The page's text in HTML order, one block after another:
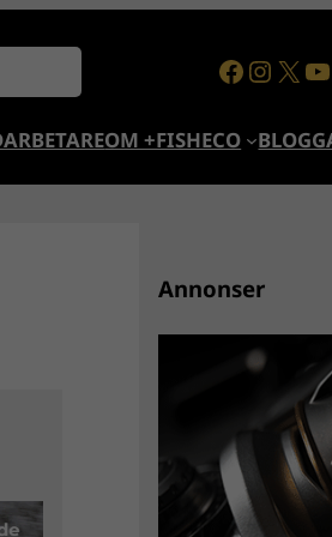
X
OM +FISHECO
Annonser